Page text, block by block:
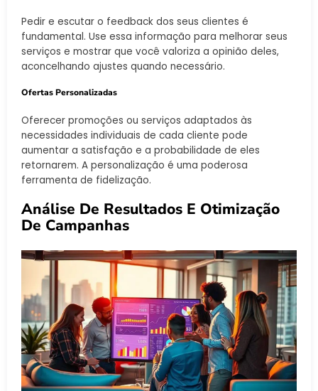
Pedir e escutar o feedback dos seus clientes é
fundamental. Use essa informação para melhorar seus
serviços e mostrar que você valoriza a opinião deles,
aconcelhando ajustes quando necessário.
Ofertas Personalizadas
Oferecer promoções ou serviços adaptados às
necessidades individuais de cada cliente pode
aumentar a satisfação e a probabilidade de eles
retornarem. A personalização é uma poderosa
ferramenta de fidelização.
Análise De Resultados E Otimização
De Campanhas